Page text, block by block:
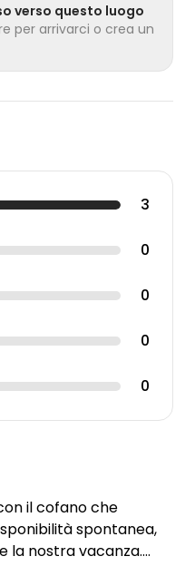
verso questo luogo
per arrivarci o crea un
3
0
0
0
0
il cofano che
spontanea,
la nostra vacanza.